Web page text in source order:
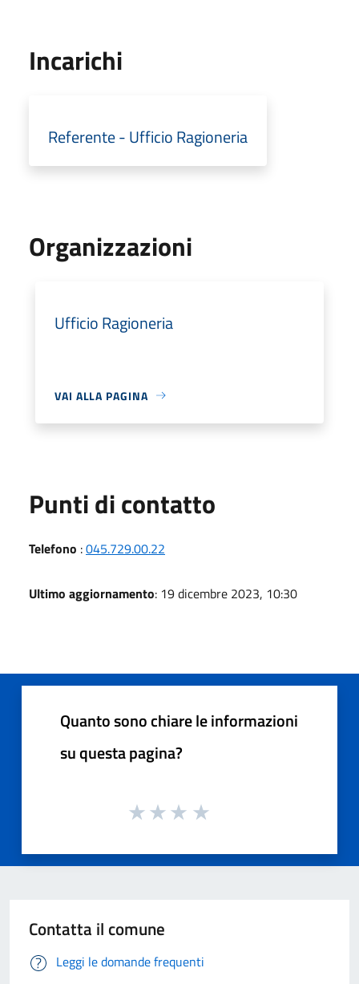
Incarichi
Referente - Ufficio Ragioneria
Organizzazioni
Ufficio Ragioneria
VAI ALLA PAGINA
Punti di contatto
Telefono :045.729.00.22
Ultimo aggiornamento: 19 dicembre 2023, 10:30
Quanto sono chiare le informazioni
su questa pagina?
Contatta il comune
Leggi le domande frequenti